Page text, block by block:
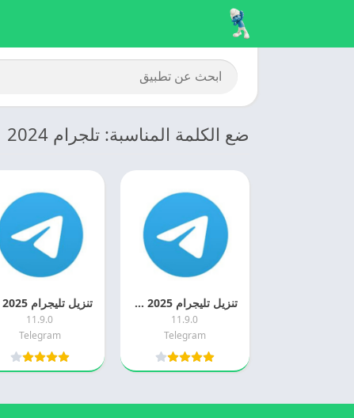
ضع الكلمة المناسبة: تلجرام 2024
تنزيل تليجرام 2025 Telegram APK اخر اصدار مجانا
11.9.0
Telegram
11.9.0
Telegram